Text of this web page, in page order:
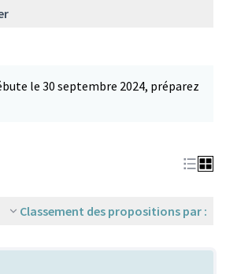
le 30 septembre 2024, préparez
Classement des propositions par :